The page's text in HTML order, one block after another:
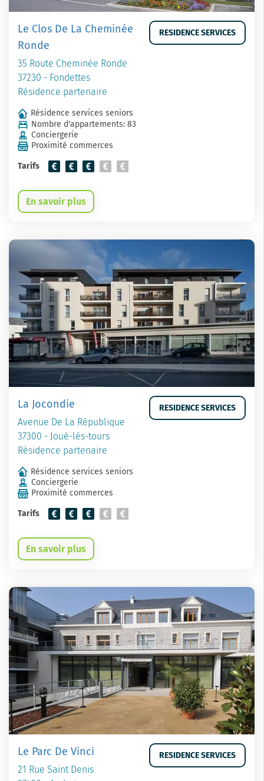
Le Clos De La Cheminée
Ronde
35 Route Cheminée Ronde
37230 - Fondettes
Résidence partenaire
RESIDENCE SERVICES
Résidence services seniors
Nombre d'appartements: 83
Conciergerie
Proximité commerces
Tarifs
En savoir plus
La Jocondie
Avenue De La République
37300 - Joué-lés-tours
Résidence partenaire
RESIDENCE SERVICES
Résidence services seniors
Conciergerie
Proximité commerces
Tarifs
En savoir plus
Le Parc De Vinci
21 Rue Saint Denis
RESIDENCE SERVICES